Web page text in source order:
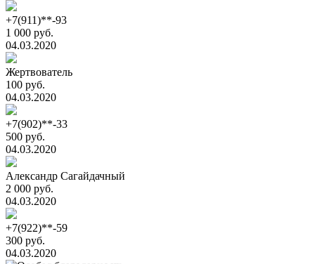
+7(911)**-93
1 000 руб.
04.03.2020
Жертвователь
100 руб.
04.03.2020
+7(902)**-33
500 руб.
04.03.2020
Александр Сагайдачный
2 000 руб.
04.03.2020
+7(922)**-59
300 руб.
04.03.2020